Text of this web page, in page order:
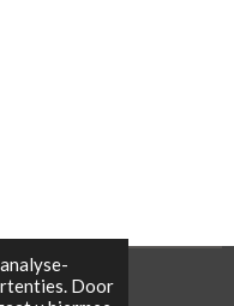
Door